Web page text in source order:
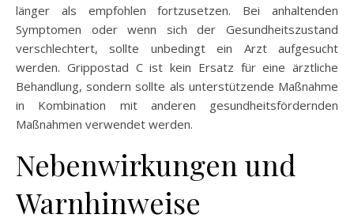
länger als empfohlen fortzusetzen. Bei anhaltenden
Symptomen oder wenn sich der Gesundheitszustand
verschlechtert, sollte unbedingt ein Arzt aufgesucht
werden. Grippostad C ist kein Ersatz für eine ärztliche
Behandlung, sondern sollte als unterstützende Maßnahme
in Kombination mit anderen gesundheitsfördernden
Maßnahmen verwendet werden.
Nebenwirkungen und
Warnhinweise